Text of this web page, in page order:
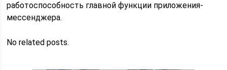
работоспособность главной функции приложения-
мессенджера.
No related posts.